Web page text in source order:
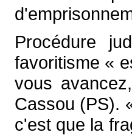
Procédure
favoritisme «
vous
Cassou (PS).
c'est que la